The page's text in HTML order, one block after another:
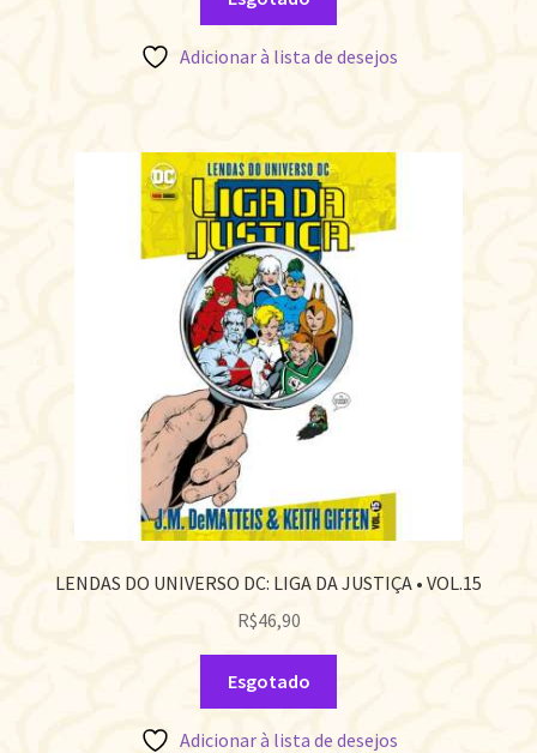
Adicionar à lista de desejos
LENDAS DO UNIVERSO DC: LIGA DA JUSTIÇA • VOL.15
R$46,90
Esgotado
Adicionar à lista de desejos